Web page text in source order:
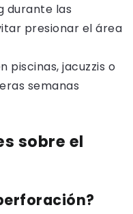
durante las
presionar el área
piscinas, jacuzzis o
semanas
sobre el